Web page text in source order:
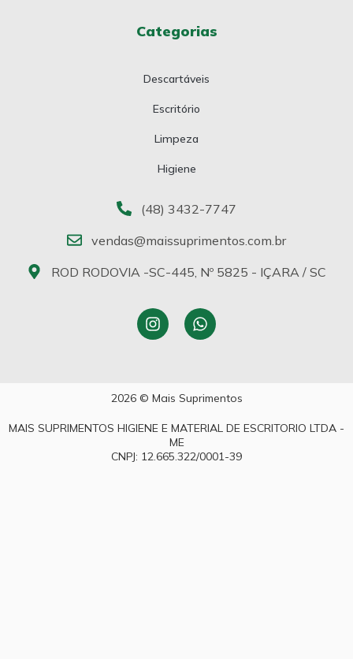
Categorias
Descartáveis
Escritório
Limpeza
Higiene
(48) 3432-7747
vendas@maissuprimentos.com.br
ROD RODOVIA -SC-445, Nº 5825 - IÇARA / SC
2026 © Mais Suprimentos
MAIS SUPRIMENTOS HIGIENE E MATERIAL DE ESCRITORIO LTDA -
ME
CNPJ: 12.665.322/0001-39